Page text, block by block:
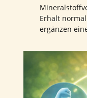
Erhalt
ergänzen